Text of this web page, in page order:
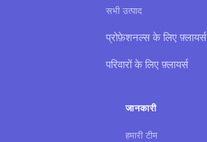
सभी उत्पाद
प्रोफ़ेशनल्स के लिए फ़्लायर्स
परिवारों के लिए फ़्लायर्स
जानकारी
हमारी टीम